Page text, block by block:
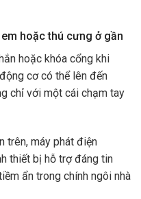
hoặc thú cưng ở gần
hoặc khóa cổng khi
cơ có thể lên đến
chỉ với một cái chạm tay
trên, máy phát điện
thiết bị hỗ trợ đáng tin
ẩn trong chính ngôi nhà